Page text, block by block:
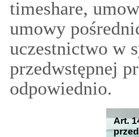
timeshare,
umowy
uczestnictwo w
przedwstępnej
odpowiednio.
Art.